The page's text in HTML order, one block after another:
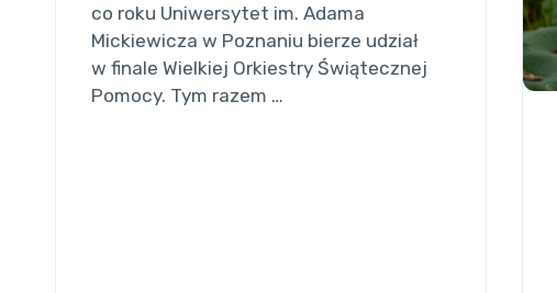
co roku Uniwersytet im. Adama
Mickiewicza w Poznaniu bierze udział
w finale Wielkiej Orkiestry Świątecznej
Pomocy. Tym razem …